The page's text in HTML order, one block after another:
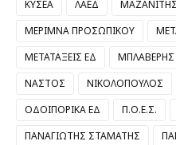
ΚΥΣΕΑ
ΛΑΕΔ ΜΑΖΑΝΙΤΗΣ
ΜΕΡΙΜΝΑ ΠΡΟΣΩΠΙΚΟΥ
ΜΕΤΑΤΑΞΕΙΣ ΕΔ
ΜΠΛΑΒΕΡΗΣ
ΝΑΣΤΟΣ
ΝΙΚΟΛΟΠΟΥΛΟΣ
ΟΔΟΙΠΟΡΙΚΑ ΕΔ
Π.Ο.Ε.Σ.
ΠΑΝΑΓΙΩΤΗΣ ΣΤΑΜΑΤΗΣ